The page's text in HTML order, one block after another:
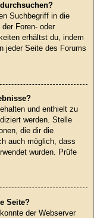
Suchbegriff in die
Foren- oder
erhältst du, indem
jeder Seite des Forums
und enthielt zu
werden. Stelle
die dir die
auch möglich, dass
wurden. Prüfe
Seite?
der Webserver